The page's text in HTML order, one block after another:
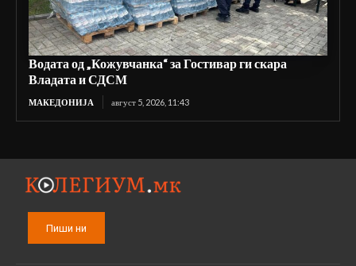
Водата од „Кожувчанка“ за Гостивар ги скара
Владата и СДСМ
МАКЕДОНИЈА август 5, 2026, 11:43
Пиши ни